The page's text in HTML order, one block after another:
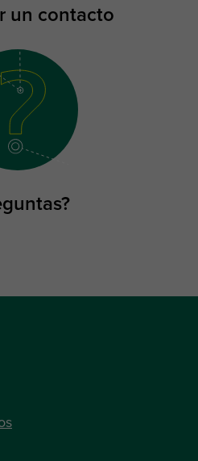
un contacto